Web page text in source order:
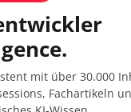
mit über 30.000
Fachartikeln